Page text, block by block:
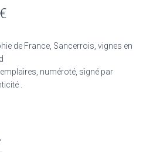
€Plage
50,00 €
de France, Sancerrois, vignes en
numéroté, signé par
.